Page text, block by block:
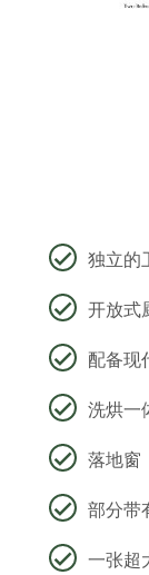
独立的
开放式
配备现
洗烘一
落地窗
部分带
一张超